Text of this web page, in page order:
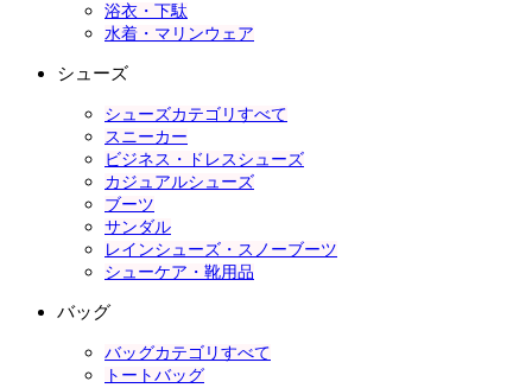
浴衣・下駄
水着・マリンウェア
シューズ
シューズカテゴリすべて
スニーカー
ビジネス・ドレスシューズ
カジュアルシューズ
ブーツ
サンダル
レインシューズ・スノーブーツ
シューケア・靴用品
バッグ
バッグカテゴリすべて
トートバッグ